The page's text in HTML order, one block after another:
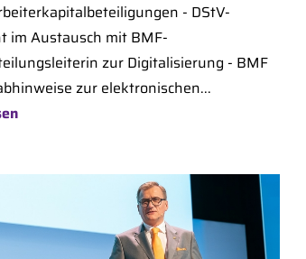
- DStV-
im Austausch mit BMF-
zur Digitalisierung - BMF
zur elektronischen...